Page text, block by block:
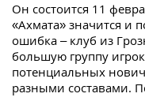
Он состоится 11
«Ахмата» значится и
ошибка – клуб из
большую группу
потенциальных
разными составами.